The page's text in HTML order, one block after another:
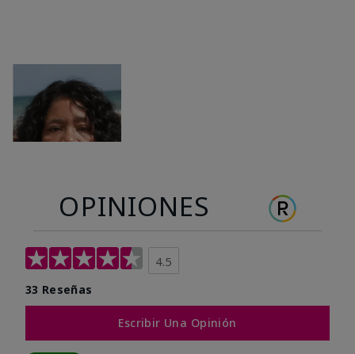
OPINIONES
4.5
33 Reseñas
Escribir Una Opinión